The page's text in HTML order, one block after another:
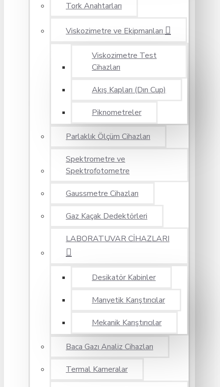
Tork Anahtarları
Viskozimetre ve Ekipmanları
Viskozimetre Test
Cihazları
Akış Kapları (Dın Cup)
Piknometreler
Parlaklık Ölçüm Cihazları
Spektrometre ve
Spektrofotometre
Gaussmetre Cihazları
Gaz Kaçak Dedektörleri
LABORATUVAR CİHAZLARI
Desikatör Kabinler
Manyetik Karıştırıcılar
Mekanik Karıştırıcılar
Baca Gazı Analiz Cihazları
Termal Kameralar